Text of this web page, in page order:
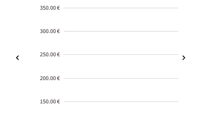
350.00 €
300.00 €
250.00 €
200.00 €
150.00 €